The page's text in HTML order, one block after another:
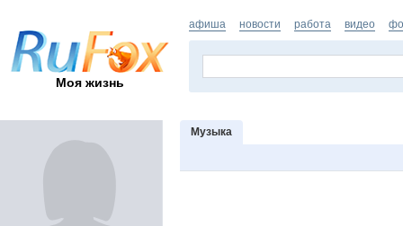
Моя жизнь
афиша новости работа видео
Музыка